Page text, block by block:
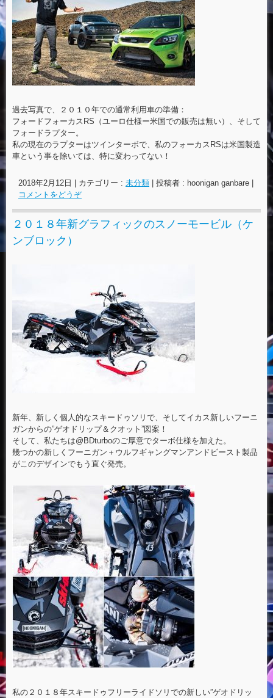
過去写真で、２０１０年での通常利用車の準備：
フォードフォーカスRS（ユーロ仕様ー米国での販売は無い）、そして
フォードラプター。
私の現在のラプターはツインターボで、私のフォーカスRSは米国製造
車という事を除いては、特に変わってない！
2018年2月12日 カテゴリー : 未分類 投稿者 : hoonigan ganbare
コメントをどうぞ
２０１８年新グラフィックのスノーモービル（ケ
ンブロック）
新年、新しく個人的なスキードゥソリで、そしてイカス新しいフーニ
ガンからの”ゲオドリップ＆クオット”図案！
そして、私たちは@BDturboのご厚意でターボ仕様を加えた。
幾つかの新しくフーニガン＋ウルフギャングマンアンドビースト製品
がこのデザインでもう直ぐ発売。
私の２０１８年スキードゥフリーライドソリでの新しい”ゲオドリッ